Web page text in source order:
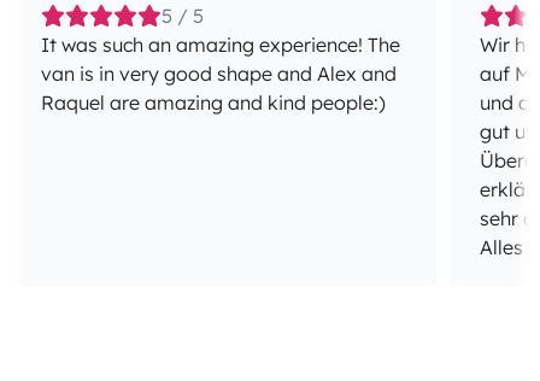
5 / 5
It was such an amazing experience! The
van is in very good shape and Alex and
Raquel are amazing and kind people:)
Wir
auf
und
gut
sehr
Alles